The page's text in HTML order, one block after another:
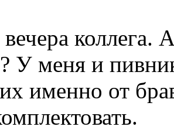
коллега.
У меня и
именно от